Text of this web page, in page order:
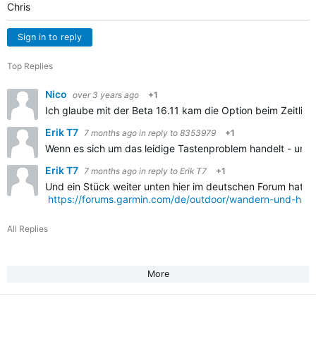
Chris
Sign in to reply
Top Replies
Nico over 3 years ago +1
Ich glaube mit der Beta 16.11 kam die Option beim
Erik T7 7 months ago in reply to 8353979 +1
Wenn es sich um das leidige Tastenproblem handelt -
Erik T7 7 months ago in reply to Erik T7 +1
Und ein Stück weiter unten hier im deutschen Forum hat
https://forums.garmin.com/de/outdoor/wandern-und-
All Replies
More